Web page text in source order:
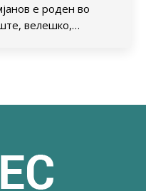
е роден во
велешко,…